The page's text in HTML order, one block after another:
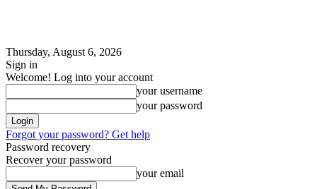
Thursday, August 6, 2026
Sign in
Welcome! Log into your account
your username
your password
Forgot your password? Get help
Password recovery
Recover your password
your email